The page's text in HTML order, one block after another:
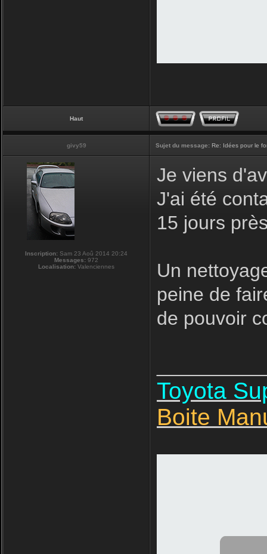
Haut
givy59 Sujet du message: Re: Idées pour le
Inscription: Sam 23 Aoû 2014 20:24
Messages: 972
Localisation: Valenciennes
Je viens
J'ai été
15 jours
Un
peine de
de pouvoir
Toyota
Boite